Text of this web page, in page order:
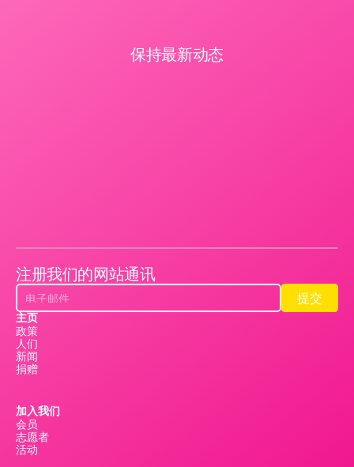
保持最新动态
注册我们的网站通讯
提交
提交
主页
政策
人们
新闻
捐赠
加入我们
会员
志愿者
活动